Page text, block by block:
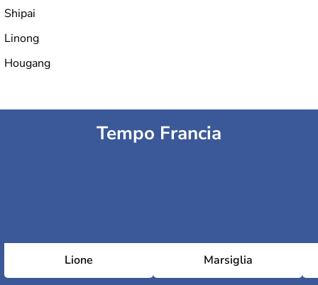
Shipai
Linong
Hougang
Tempo Francia
Lione Marsiglia